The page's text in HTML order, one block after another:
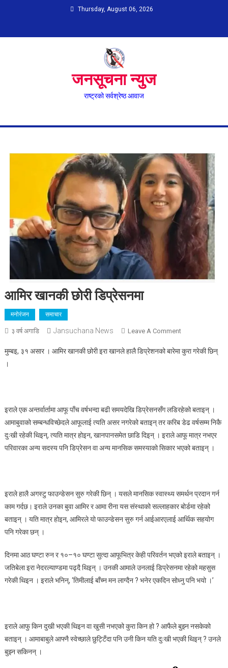
Thursday, August 06, 2026
जनसूचना न्युज
राष्ट्रको सर्वश्रेष्ठ आवाज
आमिर खानकी छोरी डिप्रेसनमा
मनोरंजन समाचार
३ वर्ष अगाडि Jansuchana News Leave A CommentOn
खानकी
मुम्बइ, ३१ असार । आमिर खानकी छोरी इरा खानले हालै डिप्रेशनको बारेमा कुरा गरेकी छिन्
।
इराले एक अन्तर्वार्तामा आफू पाँच वर्षभन्दा बढी समयदेखि डिप्रेसनसँग लडिरहेको बताइन् ।
आमाबुवाको सम्बन्धविच्छेदले आफूलाई त्यति असर नगरेको बताइन् तर करिब डेढ वर्षसम्म निकै
दुःखी रहेकी थिइन्, त्यति मात्र होइन, खानपानसमेत छाडि दिइन् । इराले आफू मात्र नभएर
परिवारका अन्य सदस्य पनि डिप्रेसन वा अन्य मानसिक समस्याको सिकार भएको बताइन् ।
इराले हालै अगस्टु फाउन्डेसन सुरु गरेकी छिन् । यसले मानसिक स्वास्थ्य समर्थन प्रदान गर्न
काम गर्दछ। इराले उनका बुवा आमिर र आमा रीना यस संस्थाको सल्लाहकार बोर्डमा रहेको
बताइन् । यति मात्र होइन, आमिरले यो फाउन्डेसन सुरु गर्न आईआरएलाई आर्थिक सहयोग
पनि गरेका छन् ।
दिनमा आठ घण्टा रुन र १०–१० घण्टा सुत्दा आफूभित्र केही परिवर्तन भएको इराले बताइन् ।
जतिबेला इरा नेदरल्याण्डमा पढ्दै थिइन् । उनकी आमाले उनलाई डिप्रेसनमा रहेको महसुस
गरेकी थिइन । इराले भनिन्, ‘तिमीलाई बाँच्न मन लाग्दैन ? भनेर एकदिन सोध्नु पनि भयो ।’
इराले आफु किन दुखी भएकी थिइन वा खुसी नभएको कुरा किन हो ? आफैले बुझ्न नसकेको
बताइन् । आमाबाबुले आफ्नै स्वेच्छाले छुट्टिँदा पनि उनी किन यति दुःखी भएकी थिइन् ? उनले
बुझ्न सकिनन् ।